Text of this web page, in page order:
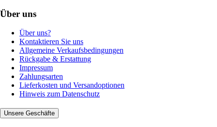
Über uns
Über uns?
Kontaktieren Sie uns
Allgemeine Verkaufsbedingungen
Rückgabe & Erstattung
Impressum
Zahlungsarten
Lieferkosten und Versandoptionen
Hinweis zum Datenschutz
Unsere Geschäfte